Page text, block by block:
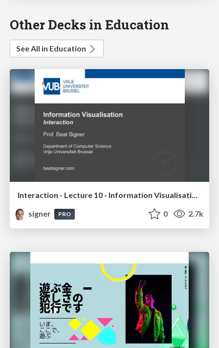
Other Decks in Education
See All in Education
signer
PRO 0 2.7k